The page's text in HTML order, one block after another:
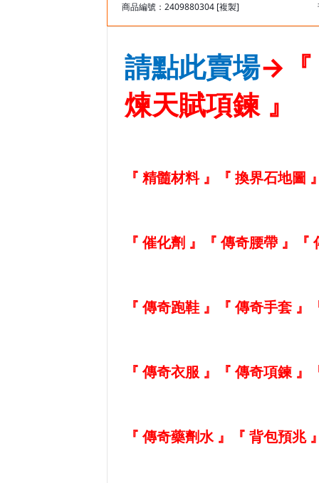
商品編號：2409880304 [複製]
請點此賣場→
煉天賦項鍊 』
『 精髓材料 』 『 換界石地圖
『 催化劑 』 『 傳奇腰帶 』
『 傳奇跑鞋 』 『 傳奇手套 』
『 傳奇衣服 』 『 傳奇項鍊 』
『 傳奇藥劑水 』 『 背包預兆